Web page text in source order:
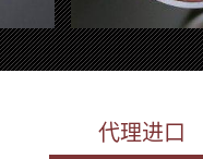
NACHI 滚
代理进口